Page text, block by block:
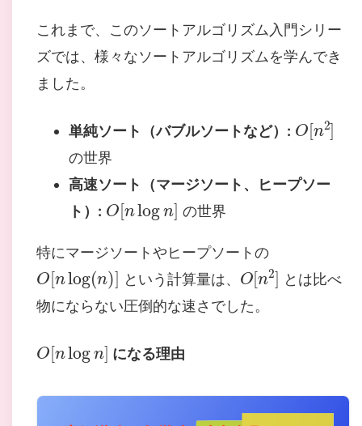
これまで、このソートアルゴリズム入門シリー
ズでは、様々なソートアルゴリズムを学んでき
ました。
単純ソート（バブルソートなど）: O[ n2
の世界
高速ソート（マージソート、ヒープソー
ト）:
O[ n log n ]
の世界
特にマージソートやヒープソートの
O[nlog(n
という計算量は、 O[n2 とは比べ
物にならない圧倒的な速さでした。
O[ log
になる理由